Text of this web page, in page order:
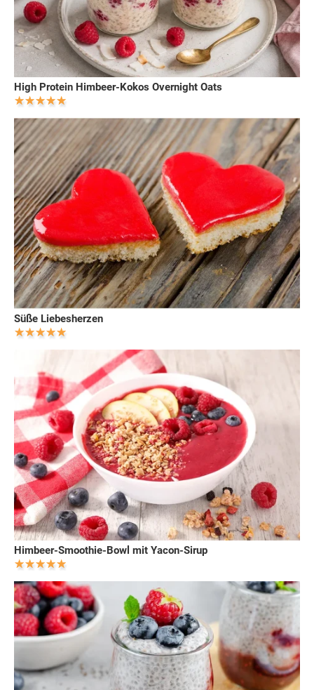
High Protein Himbeer-Kokos Overnight Oats
Süße Liebesherzen
Himbeer-Smoothie-Bowl mit Yacon-Sirup